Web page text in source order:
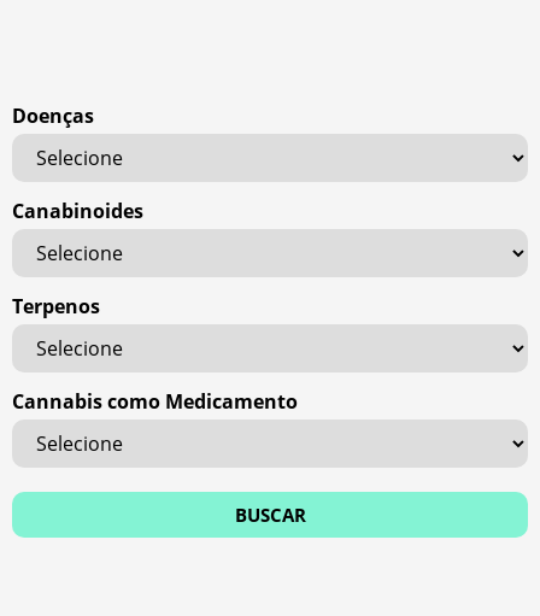
Doenças
Canabinoides
Terpenos
Cannabis como Medicamento